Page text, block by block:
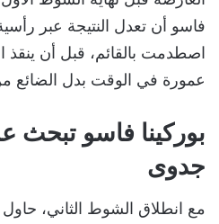
فاسو أن تعدل النتيجة عبر
اصطدمت بالقائم، قبل أن
عمورة في الوقت بدل الضائع
بوركينا فاسو تبحث
جدوى
مع انطلاق الشوط الثاني، حاول